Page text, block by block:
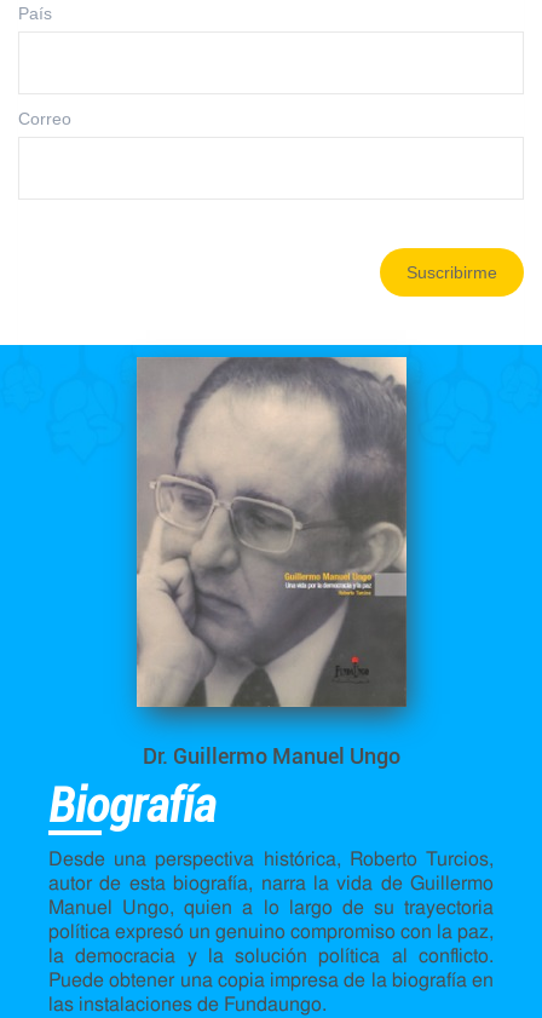
País
Correo
Suscribirme
Dr. Guillermo Manuel Ungo
Biografía
Desde una perspectiva histórica, Roberto Turcios,
autor de esta biografía, narra la vida de Guillermo
Manuel Ungo, quien a lo largo de su trayectoria
política expresó un genuino compromiso con la paz,
la democracia y la solución política al conflicto.
Puede obtener una copia impresa de la biografía en
las instalaciones de Fundaungo.